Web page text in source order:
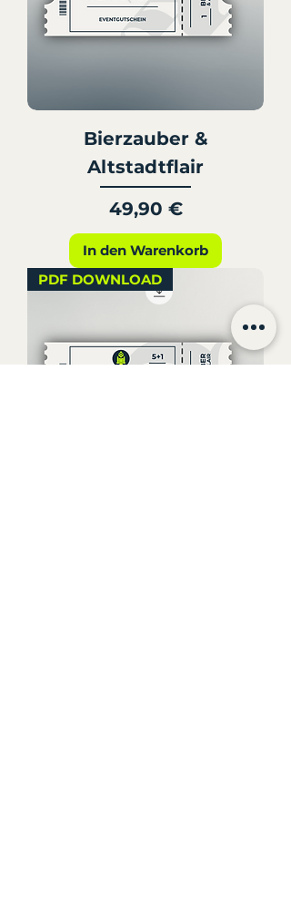
Bierzauber &
Altstadtflair
Preis
49,90 €
In den Warenkorb
PDF DOWNLOAD